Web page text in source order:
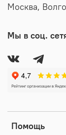
Помощь
Москва,
Мы в соц.